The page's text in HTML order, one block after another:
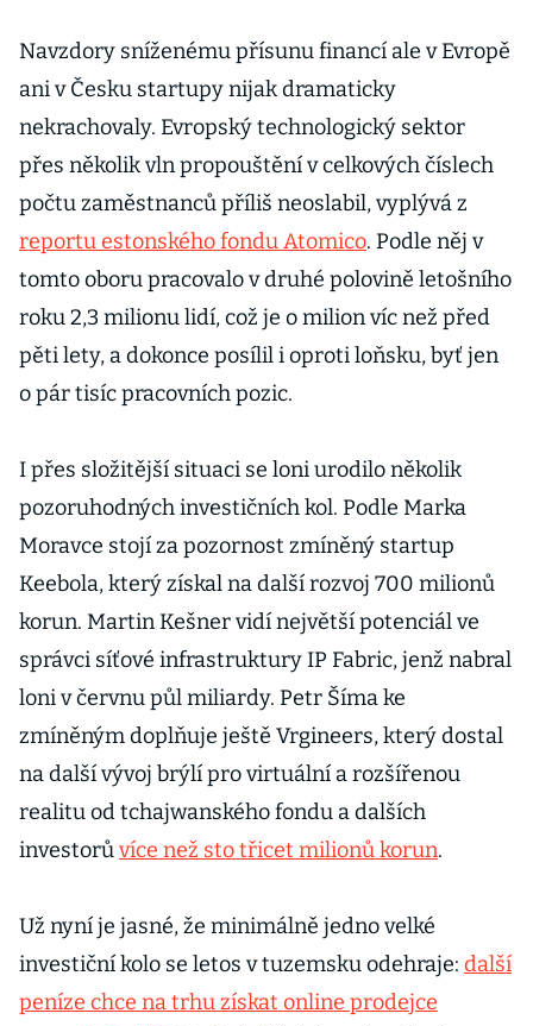
posílá peníze
miliardář
Tomek
Navzdory sníženému přísunu financí ale v Evropě
ani v Česku startupy nijak dramaticky
nekrachovaly. Evropský technologický sektor
přes několik vln propouštění v celkových číslech
počtu zaměstnanců příliš neoslabil, vyplývá z
reportu estonského fondu Atomico. Podle něj v
tomto oboru pracovalo v druhé polovině letošního
roku 2,3 milionu lidí, což je o milion víc než před
pěti lety, a dokonce posílil i oproti loňsku, byť jen
o pár tisíc pracovních pozic.
I přes složitější situaci se loni urodilo několik
pozoruhodných investičních kol. Podle Marka
Moravce stojí za pozornost zmíněný startup
Keebola, který získal na další rozvoj 700 milionů
korun. Martin Kešner vidí největší potenciál ve
správci síťové infrastruktury IP Fabric, jenž nabral
loni v červnu půl miliardy. Petr Šíma ke
zmíněným doplňuje ještě Vrgineers, který dostal
na další vývoj brýlí pro virtuální a rozšířenou
realitu od tchajwanského fondu a dalších
investorůvíce než sto třicet milionů korun.
Už nyní je jasné, že minimálně jedno velké
investiční kolo se letos v tuzemsku odehraje: další
peníze chce na trhu získat online prodejce